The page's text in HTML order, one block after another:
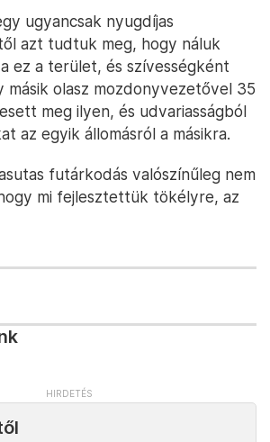
ugyancsak nyugdíjas
azt tudtuk meg, hogy náluk
ez a terület, és szívességként
másik olasz mozdonyvezetővel 35
meg ilyen, és udvariasságból
az egyik állomásról a másikra.
futárkodás valószínűleg nem
mi fejlesztettük tökélyre, az